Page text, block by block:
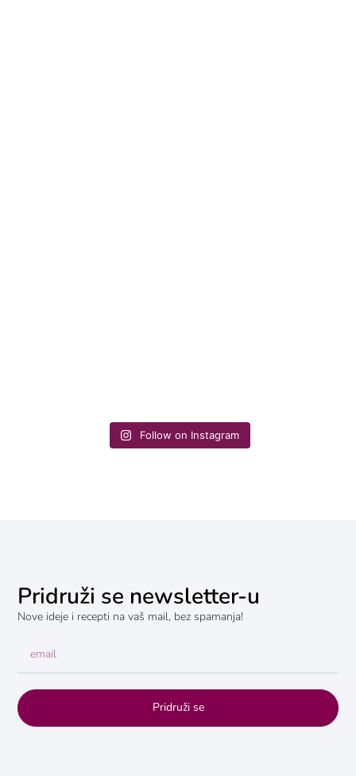
Follow on Instagram
Pridruži se newsletter-u
Nove ideje i recepti na vaš mail, bez spamanja!
Pridruži se